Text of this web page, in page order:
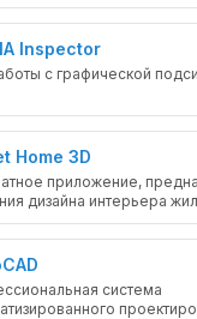
Inspector
с графической
Home 3D
приложение,
дизайна интерьера
система